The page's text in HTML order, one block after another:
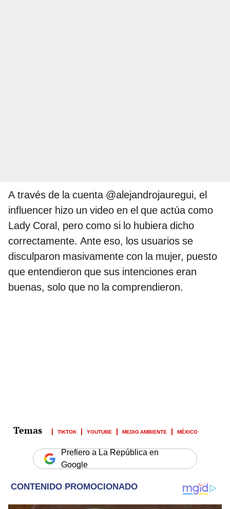
A través de la cuenta @alejandrojauregui, el
influencer hizo un video en el que actúa como
Lady Coral, pero como si lo hubiera dicho
correctamente. Ante eso, los usuarios se
disculparon masivamente con la mujer, puesto
que entendieron que sus intenciones eran
buenas, solo que no la comprendieron.
TIKTOK YOUTUBE MEDIO AMBIENTE MÉXICO
Prefiero a La República en
Google